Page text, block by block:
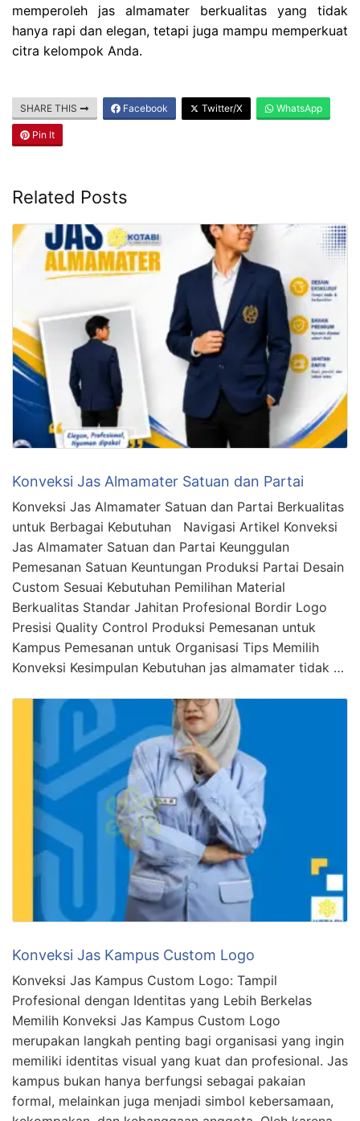
memperoleh jas almamater berkualitas yang tidak
hanya rapi dan elegan, tetapi juga mampu memperkuat
citra kelompok Anda.
SHARE THIS Facebook Twitter/X WhatsApp
Pin It
Related Posts
Konveksi Jas Almamater Satuan dan Partai
Konveksi Jas Almamater Satuan dan Partai Berkualitas
untuk Berbagai Kebutuhan Navigasi Artikel Konveksi
Jas Almamater Satuan dan Partai Keunggulan
Pemesanan Satuan Keuntungan Produksi Partai Desain
Custom Sesuai Kebutuhan Pemilihan Material
Berkualitas Standar Jahitan Profesional Bordir Logo
Presisi Quality Control Produksi Pemesanan untuk
Kampus Pemesanan untuk Organisasi Tips Memilih
Konveksi Kesimpulan Kebutuhan jas almamater tidak …
Konveksi Jas Kampus Custom Logo
Konveksi Jas Kampus Custom Logo: Tampil
Profesional dengan Identitas yang Lebih Berkelas
Memilih Konveksi Jas Kampus Custom Logo
merupakan langkah penting bagi organisasi yang ingin
memiliki identitas visual yang kuat dan profesional. Jas
kampus bukan hanya berfungsi sebagai pakaian
formal, melainkan juga menjadi simbol kebersamaan,